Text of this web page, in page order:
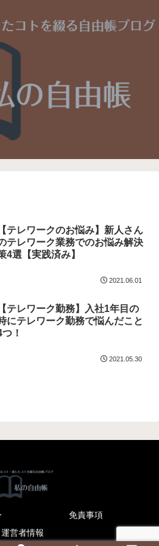
【テレワークのお悩み】新人さん
テレワーク業務でのお悩み解決
4選【実践済み】
2021.06.01
【テレワーク勤務】入社1年目の
にテレワーク勤務で悩んだこと
つ！
2021.05.30
免責事項
運営者情報